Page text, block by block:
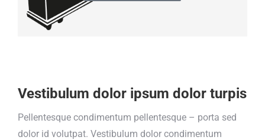
Vestibulum dolor ipsum dolor turpis
Pellentesque condimentum pellentesque – porta sed
dolor id volutpat. Vestibulum dolor condimentum